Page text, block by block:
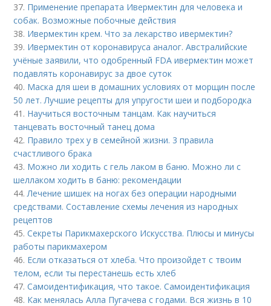
37. Применение препарата Ивермектин для человека и
собак. Возможные побочные действия
38. Ивермектин крем. Что за лекарство ивермектин?
39. Ивермектин от коронавируса аналог. Австралийские
учёные заявили, что одобренный FDA ивермектин может
подавлять коронавирус за двое суток
40. Маска для шеи в домашних условиях от морщин после
50 лет. Лучшие рецепты для упругости шеи и подбородка
41. Научиться восточным танцам. Как научиться
танцевать восточный танец дома
42. Правило трех у в семейной жизни. 3 правила
счастливого брака
43. Можно ли ходить с гель лаком в баню. Можно ли с
шеллаком ходить в баню: рекомендации
44.Лечение шишек на ногах без операции народными
средствами. Составление схемы лечения из народных
рецептов
45.Секреты Парикмахерского Искусства. Плюсы и минусы
работы парикмахером
46. Если отказаться от хлеба. Что произойдет с твоим
телом, если ты перестанешь есть хлеб
47.Самоидентификация, что такое. Самоидентификация
48. Как менялась Алла Пугачева с годами. Вся жизнь в 10